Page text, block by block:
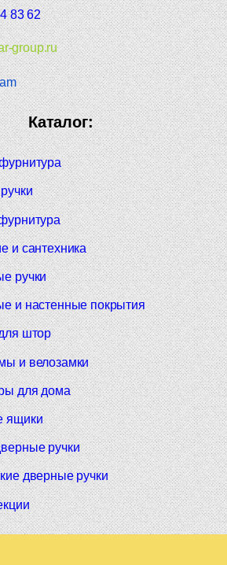
83 62
group.ru
Каталог:
и сантехника
ручки
и настенные покрытия
штор
и велозамки
для дома
ящики
ручки
дверные ручки